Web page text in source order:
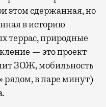
этом сдержанная, но
в историю
террас, природные
— это проект
ЗОЖ, мобильность
рядом, в паре минут)